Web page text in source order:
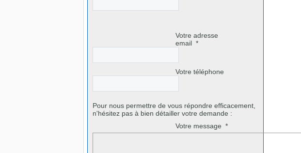
Votre adresse
email *
Votre téléphone
Pour nous permettre de vous répondre efficacement,
n'hésitez pas à bien détailler votre demande :
Votre message *